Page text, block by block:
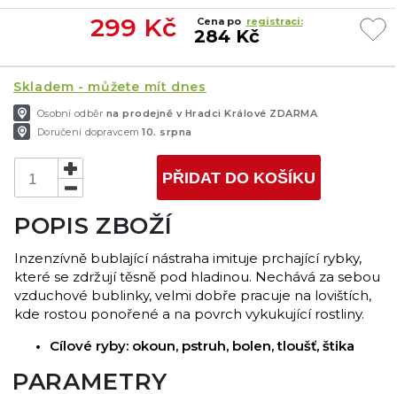
kde rostou ponořené a na povrch vykukující rostliny.
Cílové ryby: okoun, pstruh, bolen, tloušť, štika...
299 Kč Cena po registraci:
284 Kč
Skladem - můžete mít dnes
Osobní odběr na prodejně v Hradci Králové ZDARMA
Doručení dopravcem10. srpna
PŘIDAT DO KOŠÍKU
POPIS ZBOŽÍ
Inzenzívně bublající nástraha imituje prchající rybky,
které se zdržují těsně pod hladinou. Nechává za sebou
vzduchové bublinky, velmi dobře pracuje na lovištích,
kde rostou ponořené a na povrch vykukující rostliny.
Cílové ryby: okoun, pstruh, bolen, tloušť, štika
PARAMETRY